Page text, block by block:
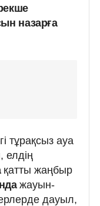
назарға
тұрақсыз ауа
елдің
қатты жаңбыр
жауын-
дауыл,